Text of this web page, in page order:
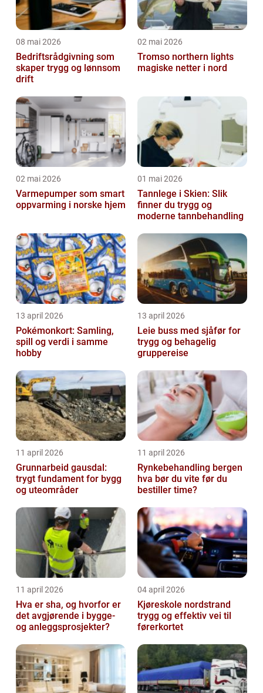
08 mai 2026
Bedriftsrådgivning som
skaper trygg og lønnsom
drift
02 mai 2026
Tromso northern lights
magiske netter i nord
02 mai 2026
Varmepumper som smart
oppvarming i norske hjem
01 mai 2026
Tannlege i Skien: Slik
finner du trygg og
moderne tannbehandling
13 april 2026
Pokémonkort: Samling,
spill og verdi i samme
hobby
13 april 2026
Leie buss med sjåfør for
trygg og behagelig
gruppereise
11 april 2026
Grunnarbeid gausdal:
trygt fundament for bygg
og uteområder
11 april 2026
Rynkebehandling bergen
hva bør du vite før du
bestiller time?
11 april 2026
Hva er sha, og hvorfor er
det avgjørende i bygge-
og anleggsprosjekter?
04 april 2026
Kjøreskole nordstrand
trygg og effektiv vei til
førerkortet